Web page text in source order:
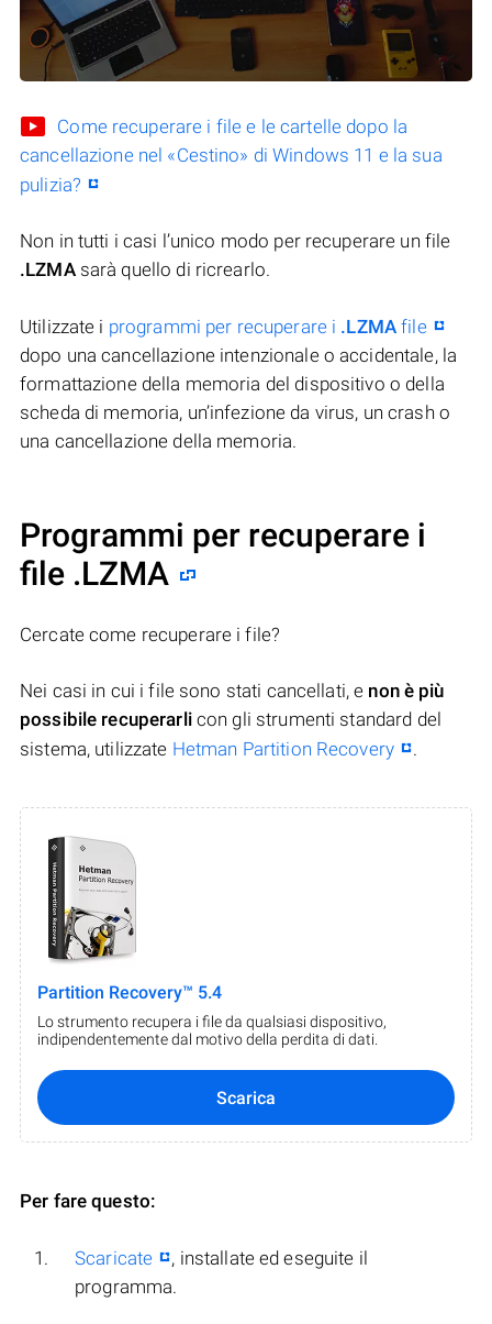
Come recuperare i file e le cartelle dopo la
cancellazione nel «Cestino» di Windows 11 e la sua
pulizia?
Non in tutti i casi l’unico modo per recuperare un file
.LZMAsarà quello di ricrearlo.
Utilizzate i programmi per recuperare i .LZMA file
dopo una cancellazione intenzionale o accidentale, la
formattazione della memoria del dispositivo o della
scheda di memoria, un’infezione da virus, un crash o
una cancellazione della memoria.
Programmi per recuperare i
file .LZMA
Cercate come recuperare i file?
Nei casi in cui i file sono stati cancellati, e non è più
possibile recuperarlicon gli strumenti standard del
sistema, utilizzate Hetman Partition Recovery .
Partition Recovery™ 5.4
Lo strumento recupera i file da qualsiasi dispositivo,
indipendentemente dal motivo della perdita di dati.
Scarica
Per fare questo:
Scaricate
, installate ed eseguite il
programma.